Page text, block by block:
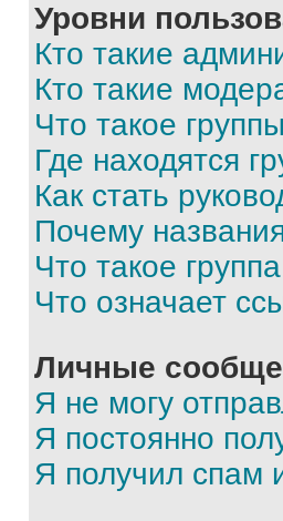
Уровни
Кто такие
Кто такие
Что такое
Где находятся
Как стать
Почему
Что такое
Что означает
Личные
Я не могу
Я постоянно
Я получил спам